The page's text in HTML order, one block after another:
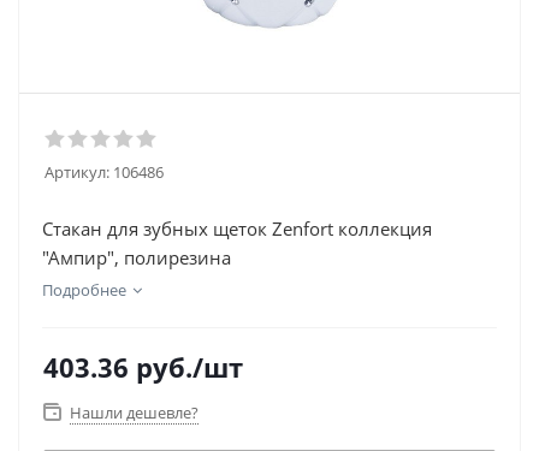
Артикул: 106486
Стакан для зубных щеток Zenfort коллекция
"Ампир", полирезина
Подробнее
403.36 руб./шт
Нашли дешевле?